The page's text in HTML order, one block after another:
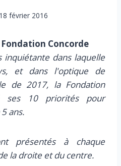
18 février 2016
Concorde
inquiétante dans laquelle
et dans l'optique de
de 2017, la Fondation
ses 10 priorités pour
ans.
présentés à chaque
la droite et du centre.